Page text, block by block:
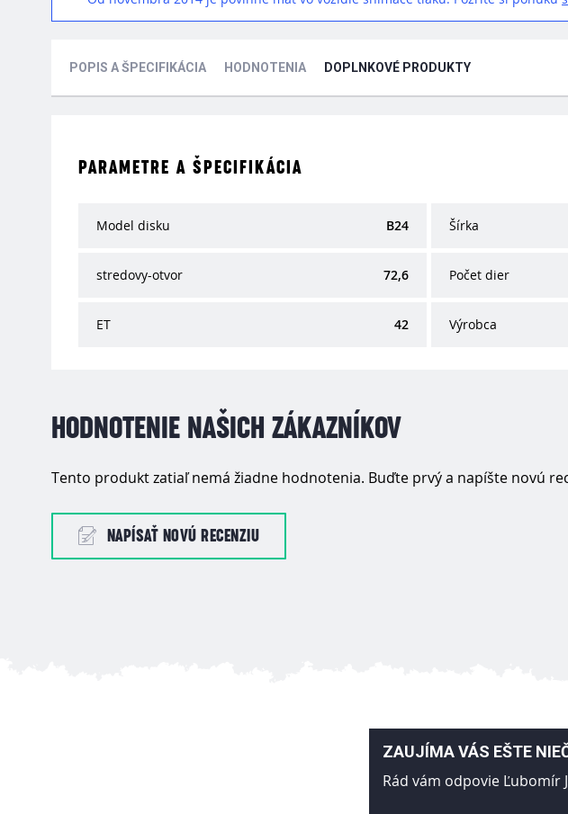
POPIS A ŠPECIFIKÁCIA HODNOTENIA DOPLNKOVÉ PRODUKTY
PARAMETRE A ŠPECIFIKÁCIA
Model disku B24 Šírka
stredovy-otvor 72,6 Počet dier
ET 42 Výrobca
HODNOTENIE NAŠICH ZÁKAZNÍKOV
Tento produkt zatiaľ nemá žiadne hodnotenia. Buďte prvý a napíšte novú
NAPÍSAŤ NOVÚ RECENZIU
ZAUJÍMA VÁS EŠTE
Rád vám odpovie Ľubomír